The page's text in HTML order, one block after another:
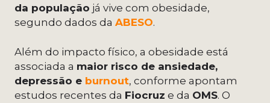
da população já vive com obesidade,
segundo dados da ABESO.
Além do impacto físico, a obesidade está
associada a maior risco de ansiedade,
depressão e burnout, conforme apontam
estudos recentes da Fiocruz e da OMS. O